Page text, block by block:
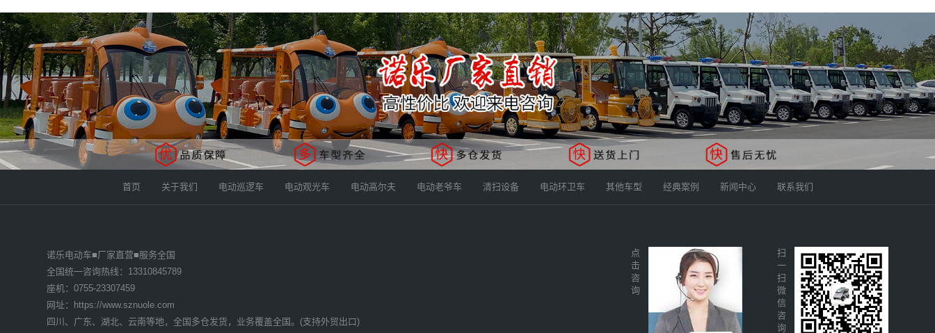
昆明137****7881巡逻车3辆已发货
重庆136****257老爷车2辆已发货
西藏171****7811洗地机3辆已发货
广东佛山173****1121观光车1辆已发货
广东东莞133****9421巡逻车5辆已发货
广东茂名153****9281巡逻车5辆已发货
首页 关于我们 电动巡逻车 电动观光车 电动高尔夫 电动老爷车 清扫设备 电动环卫车 其他车型 经典案例 新闻中心 联系我们
扫
一
扫
微
信
咨
询
点
击
咨
询
诺乐电动车■厂家直营■服务全国
全国统一咨询热线：13310845789
座机：0755-23307459
网址：https://www.sznuole.com
四川、广东、湖北、云南等地，全国多仓发货，业务覆盖全国。(支持外贸出口)